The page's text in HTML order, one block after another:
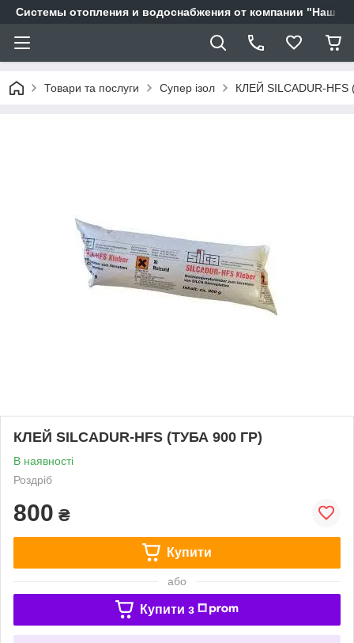
Системы отопления и водоснабжения от компании "Наш
Товари та послуги Супер ізол КЛЕЙ SILCADUR-
КЛЕЙ SILCADUR-HFS (ТУБА 900 ГР)
В наявності
Роздріб
800 ₴
Купити
або
Купити з